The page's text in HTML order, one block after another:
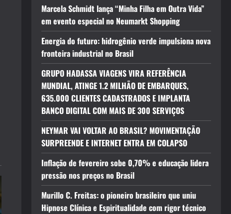
Marcela Schmidt lança “Minha Filha em Outra Vida”
em evento especial no Neumarkt Shopping
Energia do futuro: hidrogênio verde impulsiona nova
fronteira industrial no Brasil
GRUPO HADASSA VIAGENS VIRA REFERÊNCIA
MUNDIAL, ATINGE 1.2 MILHÃO DE EMBARQUES,
635.000 CLIENTES CADASTRADOS E IMPLANTA
BANCO DIGITAL COM MAIS DE 300 SERVIÇOS
NEYMAR VAI VOLTAR AO BRASIL? MOVIMENTAÇÃO
SURPREENDE E INTERNET ENTRA EM COLAPSO
Inflação de fevereiro sobe 0,70% e educação lidera
pressão nos preços no Brasil
Murillo C. Freitas: o pioneiro brasileiro que uniu
Hipnose Clínica e Espiritualidade com rigor técnico